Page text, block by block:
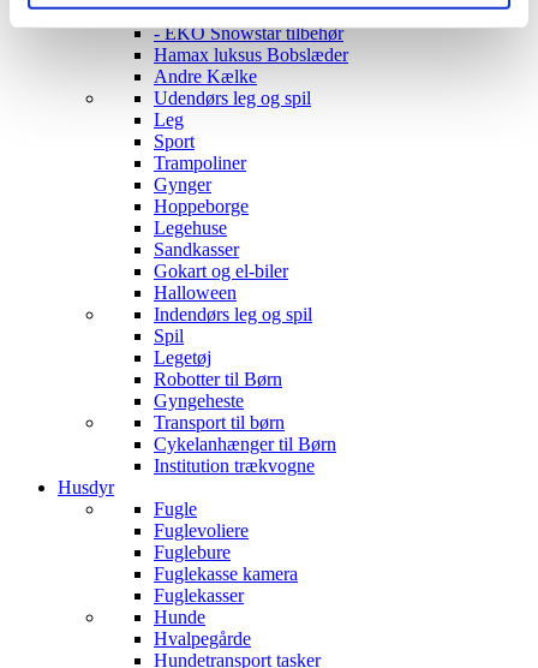
- EKO Snowstar
- EKO Snowstar tilbehør
Hamax luksus Bobslæder
Andre Kælke
Udendørs leg og spil
Leg
Sport
Trampoliner
Gynger
Hoppeborge
Legehuse
Sandkasser
Gokart og el-biler
Halloween
Indendørs leg og spil
Spil
Legetøj
Robotter til Børn
Gyngeheste
Transport til børn
Cykelanhænger til Børn
Institution trækvogne
Husdyr
Fugle
Fuglevoliere
Fuglebure
Fuglekasse kamera
Fuglekasser
Hunde
Hvalpegårde
Hundetransport tasker